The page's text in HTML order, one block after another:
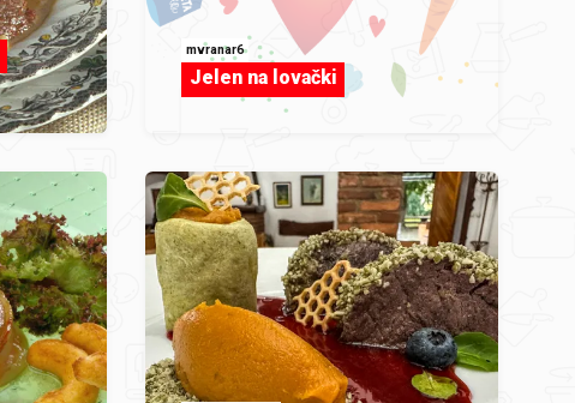
mvranar6
Jelen na lovački